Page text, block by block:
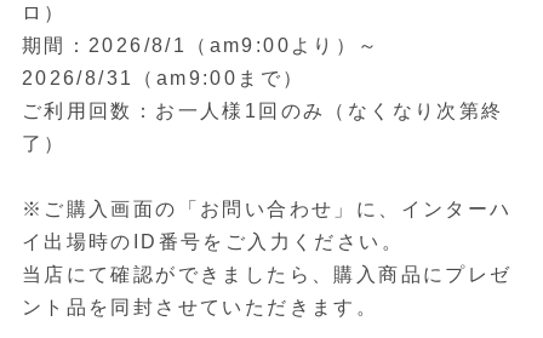
ロ）
期間：2026/8/1（am9:00より）～
2026/8/31（am9:00まで）
ご利用回数：お一人様1回のみ（なくなり次第終
了）
※ご購入画面の「お問い合わせ」に、インターハ
イ出場時のID番号をご入力ください。
当店にて確認ができましたら、購入商品にプレゼ
ント品を同封させていただきます。